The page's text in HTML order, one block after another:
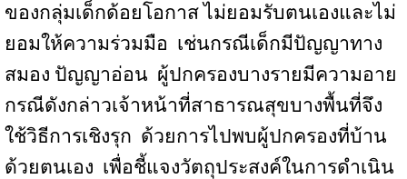
ของกลุ่มเด็กด้อยโอกาส ไม่ยอมรับตนเองและไม่
ยอมให้ความร่วมมือ เช่นกรณีเด็กมีปัญญาทาง
สมอง ปัญญาอ่อน ผู้ปกครองบางรายมีความอาย
กรณีดังกล่าวเจ้าหน้าที่สาธารณสุขบางพื้นที่จึง
ใช้วิธีการเชิงรุก ด้วยการไปพบผู้ปกครองที่บ้าน
ด้วยตนเอง เพื่อชี้แจงวัตถุประสงค์ในการดำเนิน